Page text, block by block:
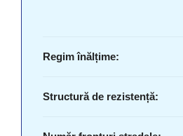
Regim înălțime:
Structură de rezistență: